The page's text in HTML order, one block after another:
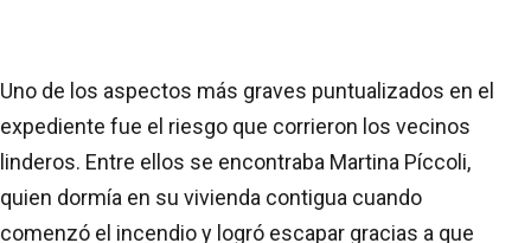
Uno de los aspectos más graves puntualizados en el
expediente fue el riesgo que corrieron los vecinos
linderos. Entre ellos se encontraba Martina Píccoli,
quien dormía en su vivienda contigua cuando
comenzó el incendio y logró escapar gracias a que